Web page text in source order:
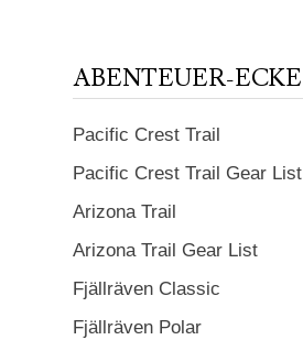
ABENTEUER-ECKE
Pacific Crest Trail
Pacific Crest Trail Gear List
Arizona Trail
Arizona Trail Gear List
Fjällräven Classic
Fjällräven Polar